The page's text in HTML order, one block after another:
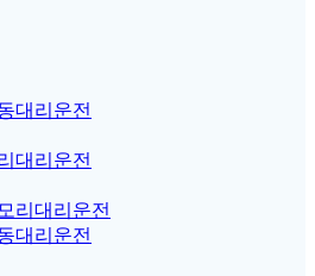
대리운전
대리운전
리대리운전
대리운전